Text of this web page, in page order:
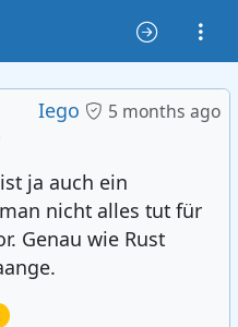
Iego 5 months ago
ja auch ein
nicht alles tut für
Genau wie Rust